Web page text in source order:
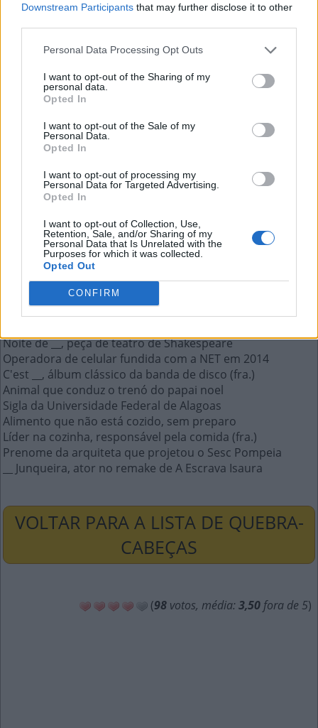
Downstream Participants that may further disclose it to other
Personal Data Processing Opt Outs
I want to opt-out of the Sharing of my
personal data.
Opted In
I want to opt-out of the Sale of my
Personal Data.
Opted In
I want to opt-out of processing my
Personal Data for Targeted Advertising.
Opted In
I want to opt-out of Collection, Use,
Retention, Sale, and/or Sharing of my
Personal Data that Is Unrelated with the
Purposes for which it was collected.
Opted Out
CONFIRM
Sigla da Universidade Federal de
Alagoas
A L
Mais respostas deste quebra-cabeça:
Ser de estatura baixa, comum na mitologia nórdica
Animal conhecido como lince-do-deserto
Novela estrelada por Angélica, __ Talentos
Noite de __, peça de teatro de Shakespeare
Operadora de celular fundida com a NET em 2014
C'est __, álbum clássico da banda de disco (fra.)
Animal que conduz o trenó do papai noel
Sigla da Universidade Federal de Alagoas
Alimento que não está cozido, sem preparo
Líder na cozinha, responsável pela comida (fra.)
Prenome da arquiteta que projetou o Sesc Pompeia
__ Junqueira, ator no remake de A Escrava Isaura
VOLTAR PARA A LISTA DE QUEBRA-
CABEÇAS
(98 votos, média: 3,50 fora de 5)